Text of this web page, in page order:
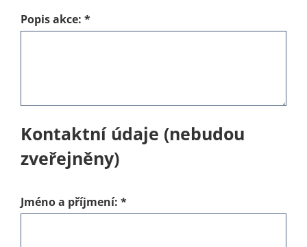
Popis akce: *
Kontaktní údaje (nebudou
zveřejněny)
Jméno a příjmení: *